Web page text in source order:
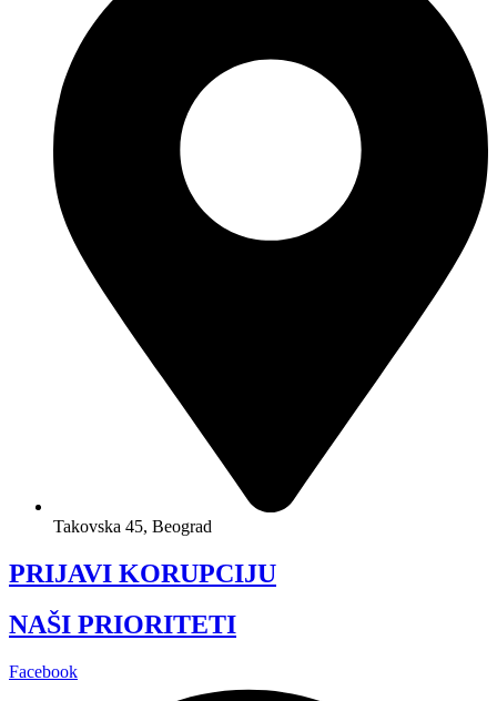
Takovska 45, Beograd
PRIJAVI KORUPCIJU
NAŠI PRIORITETI
Facebook